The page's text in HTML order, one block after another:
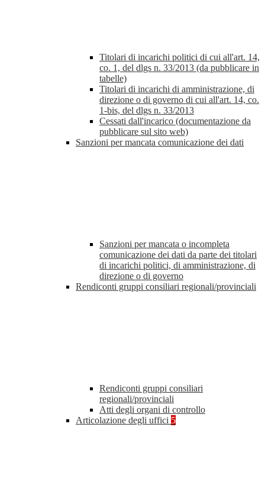
Titolari di incarichi politici di cui all'art. 14,
co. 1, del dlgs n. 33/2013 (da pubblicare in
tabelle)
Titolari di incarichi di amministrazione, di
direzione o di governo di cui all'art. 14, co.
1-bis, del dlgs n. 33/2013
Cessati dall'incarico (documentazione da
pubblicare sul sito web)
Sanzioni per mancata comunicazione dei dati
Sanzioni per mancata o incompleta
comunicazione dei dati da parte dei titolari
di incarichi politici, di amministrazione, di
direzione o di governo
Rendiconti gruppi consiliari regionali/provinciali
Rendiconti gruppi consiliari
regionali/provinciali
Atti degli organi di controllo
Articolazione degli uffici 5